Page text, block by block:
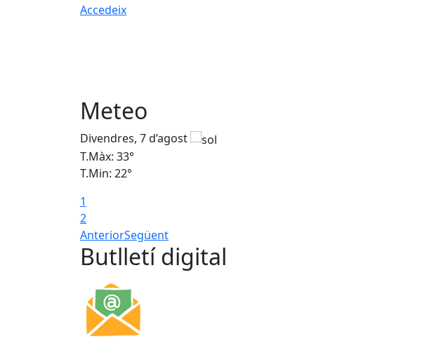
Accedeix
Meteo
Divendres, 7 d’agost
T.Màx: 33°
T.Min: 22°
1
2
AnteriorSegüent
Butlletí digital